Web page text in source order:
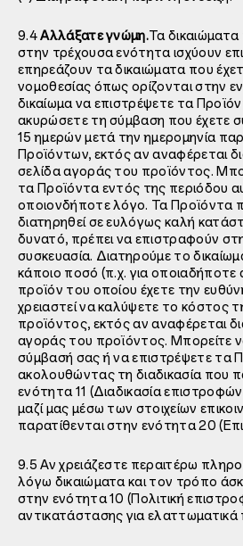
9.4Αλλάξατε γνώμη.Τα
στην τρέχουσα ενότητα ισχύουν
επηρεάζουν τα δικαιώματα που
νομοθεσίας όπως ορίζονται στην
δικαίωμα να επιστρέψετε τα
ακυρώσετε τη σύμβαση που έχετε
15 ημερών μετά την ημερομηνία
Προϊόντων, εκτός αν αναφέρεται
σελίδα αγοράς του προϊόντος.
τα Προϊόντα εντός της περιόδου
οποιονδήποτε λόγο. Τα Προϊόντα
διατηρηθεί σε ευλόγως καλή
δυνατό, πρέπει να επιστραφούν
συσκευασία. Διατηρούμε το
κάποιο ποσό (π.χ. για οποιαδήποτε
προϊόν του οποίου έχετε την
χρειαστεί να καλύψετε το κόστος
προϊόντος, εκτός αν αναφέρεται
αγοράς του προϊόντος. Μπορείτε
σύμβασή σας ή να επιστρέψετε τα
ακολουθώντας τη διαδικασία που
ενότητα 11 (Διαδικασία
μαζί μας μέσω των στοιχείων
παρατίθενται στην ενότητα 20
9.5 Αν χρειάζεστε περαιτέρω
λόγω δικαιώματα και τον τρόπο
στην ενότητα 10 (Πολιτική
αντικατάστασης για ελαττωματικά